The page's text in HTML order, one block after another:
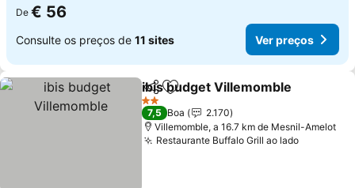
De € 56
Consulte os preços de 11 sites Ver preços
PartilharAdicionar aos favoritos
ibis budget Villemomble
2 Estrelas
7,5 Boa
2.170
Villemomble, a 16.7 km de Mesnil-Amelot
Restaurante Buffalo Grill ao ladoVer